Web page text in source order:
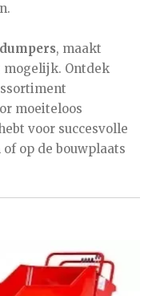
dumpers, maakt
Ontdek
moeiteloos
voor succesvolle
op de bouwplaats